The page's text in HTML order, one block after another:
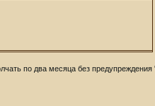
по два месяца без предупреждения